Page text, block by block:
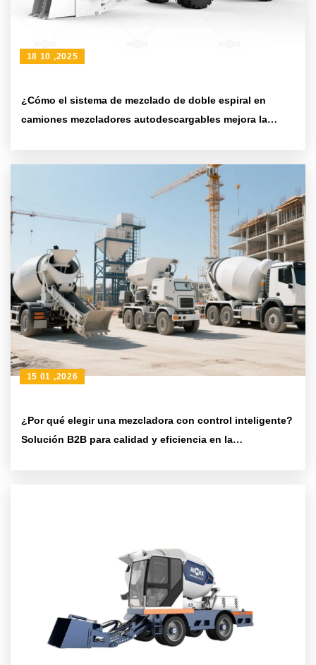
¿Cómo el sistema de mezclado de doble espiral en
camiones mezcladores autodescargables mejora la
18 10 ,2025
¿Por qué elegir una mezcladora con control inteligente?
Solución B2B para calidad y eficiencia en la
15 01 ,2026